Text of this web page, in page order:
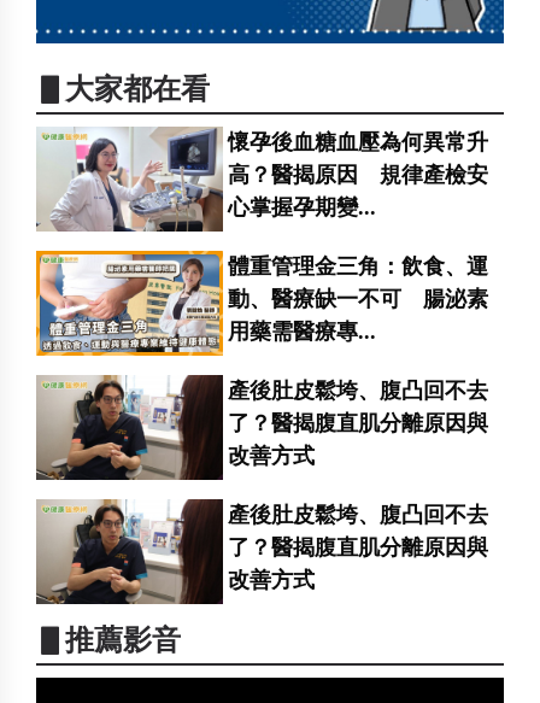
▋大家都在看
懷孕後血糖血壓為何異常升
高？醫揭原因 規律產檢安
心掌握孕期變...
體重管理金三角：飲食、運
動、醫療缺一不可 腸泌素
用藥需醫療專...
產後肚皮鬆垮、腹凸回不去
了？醫揭腹直肌分離原因與
改善方式
產後肚皮鬆垮、腹凸回不去
了？醫揭腹直肌分離原因與
改善方式
▋推薦影音